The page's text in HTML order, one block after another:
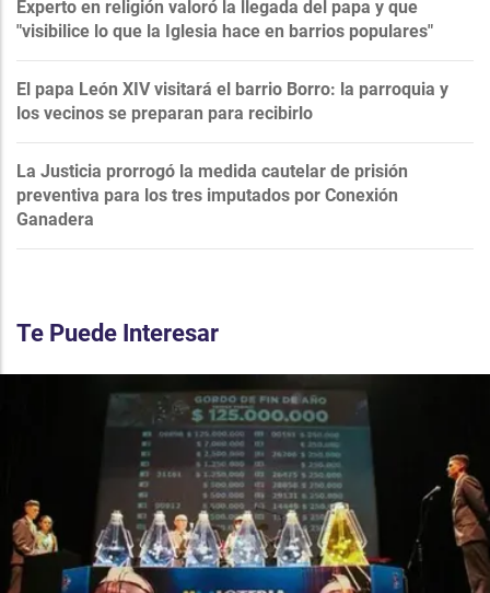
Experto en religión valoró la llegada del papa y que
"visibilice lo que la Iglesia hace en barrios populares"
El papa León XIV visitará el barrio Borro: la parroquia y
los vecinos se preparan para recibirlo
La Justicia prorrogó la medida cautelar de prisión
preventiva para los tres imputados por Conexión
Ganadera
Te Puede Interesar